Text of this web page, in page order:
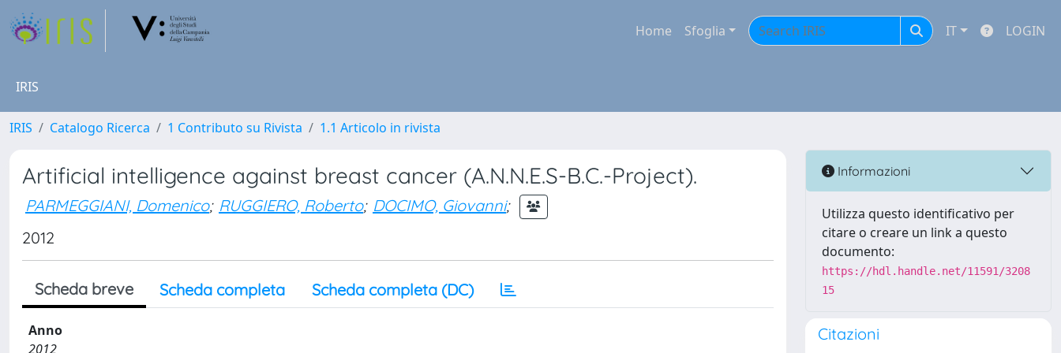
Home Sfoglia IT LOGIN
IRIS
IRIS Catalogo Ricerca 1 Contributo su Rivista 1.1 Articolo in rivista
Artificial intelligence against breast cancer (A.N.N.E.S-B.C.-Project).
PARMEGGIANI, Domenico; RUGGIERO, Roberto; DOCIMO, Giovanni;
2012
Scheda breve Scheda completa Scheda completa (DC)
Anno
2012
Informazioni
Utilizza questo identificativo per
citare o creare un link a questo
documento:
https://hdl.handle.net/11591/3208
15
Citazioni